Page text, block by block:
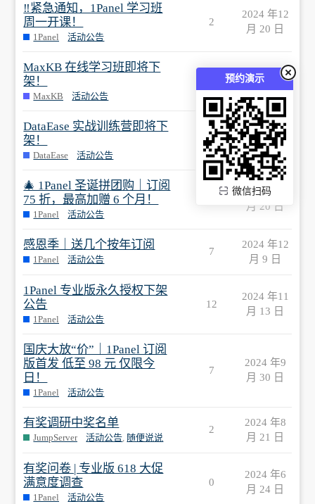
预约演示
微信扫码
‼️紧急通知，1Panel 学习班
周一开课！
1Panel 活动公告
2
2024 年12
月 20 日
MaxKB 在线学习班即将下
架！
MaxKB 活动公告
2024 年12
月 20 日
DataEase 实战训练营即将下
架！
DataEase 活动公告
1
2024 年12
月 20 日
🎄 1Panel 圣诞拼团购｜订阅
75 折，最高加赠 6 个月！
1Panel 活动公告
2024 年12
月 20 日
感恩季｜送几个按年订阅
1Panel 活动公告
7
2024 年12
月 9 日
1Panel 专业版永久授权下架
公告
1Panel 活动公告
12
2024 年11
月 13 日
国庆大放“价”｜1Panel 订阅
版首发 低至 98 元 仅限今
日！
1Panel 活动公告
7
2024 年9
月 30 日
有奖调研中奖名单
JumpServer 活动公告, 随便说说
2
2024 年8
月 21 日
有奖问卷 | 专业版 618 大促
满意度调查
1Panel 活动公告
0
2024 年6
月 24 日